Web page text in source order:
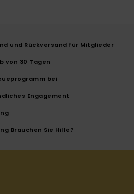
und Rückversand für Mitglieder
von 30 Tagen
bei
Engagement
Brauchen Sie Hilfe?